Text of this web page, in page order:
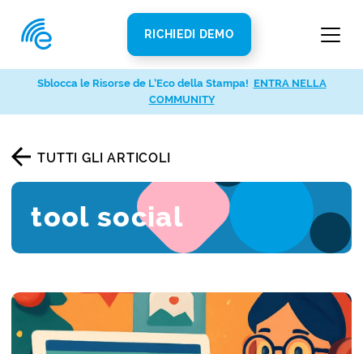
RICHIEDI DEMO
TUTTI GLI ARTICOLI
tool social
Sblocca le Risorse de L’Eco della Stampa! ENTRA NELLA
COMMUNITY